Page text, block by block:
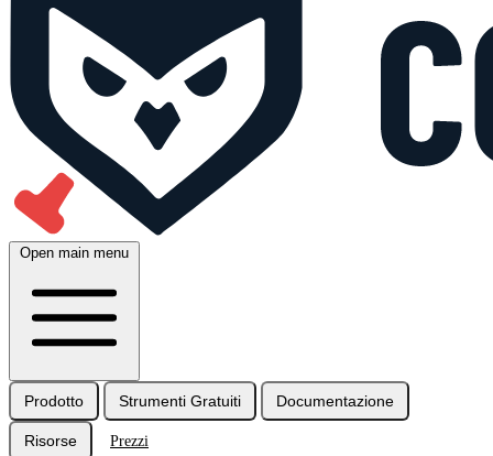
Open main menu
Prodotto Strumenti Gratuiti Documentazione
Risorse Prezzi